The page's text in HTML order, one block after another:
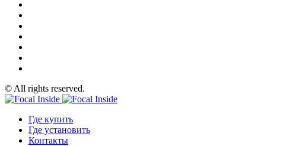
© All rights reserved.
Где купить
Где установить
Контакты